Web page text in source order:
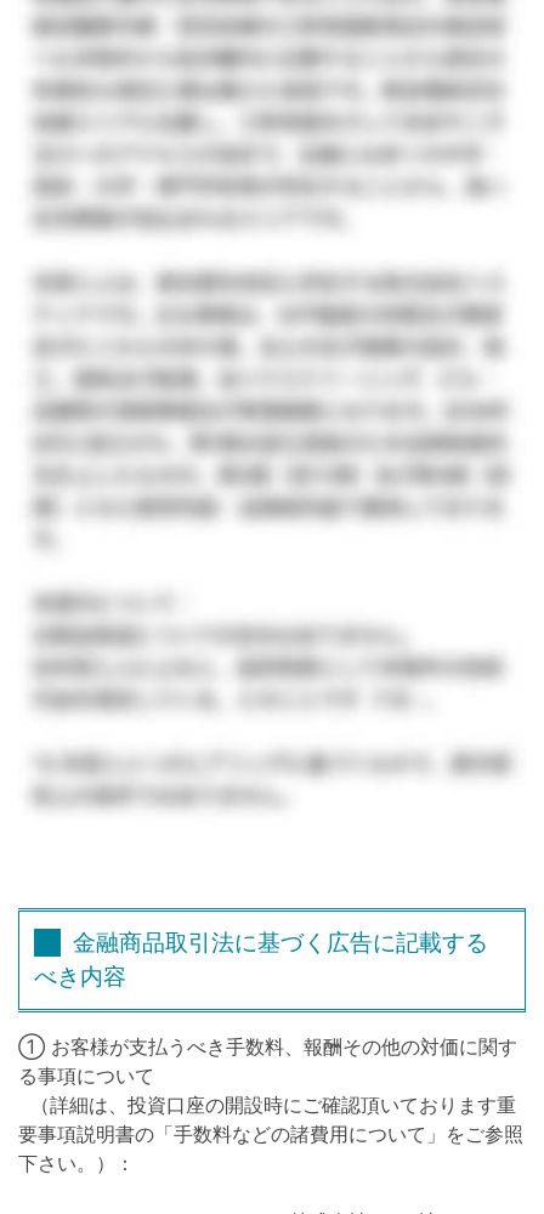
金融商品取引法に基づく広告に記載する
べき内容
① お客様が支払うべき手数料、報酬その他の対価に関す
る事項について
（詳細は、投資口座の開設時にご確認頂いております重
要事項説明書の「手数料などの諸費用について」をご参照
下さい。）：